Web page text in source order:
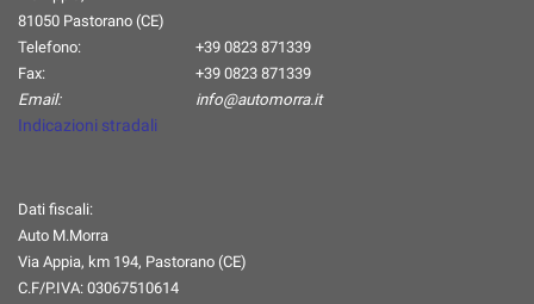
81050 Pastorano (CE)
Telefono:
+39 0823 871339
Fax:
+39 0823 871339
Email:
info@automorra.it
Indicazioni stradali
Dati fiscali:
Auto M.Morra
Via Appia, km 194, Pastorano (CE)
C.F/P.IVA: 03067510614
Cookie necessari
Cookie per il miglioramento dell'esperienza utente
Cookie analitici